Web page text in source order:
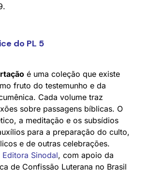
do PL 5
é uma coleção que existe
fruto do testemunho e da
Cada volume traz
sobre passagens bíblicas. O
a meditação e os subsídios
para a preparação do culto,
e de outras celebrações.
Editora Sinodal, com apoio da
de Confissão Luterana no Brasil